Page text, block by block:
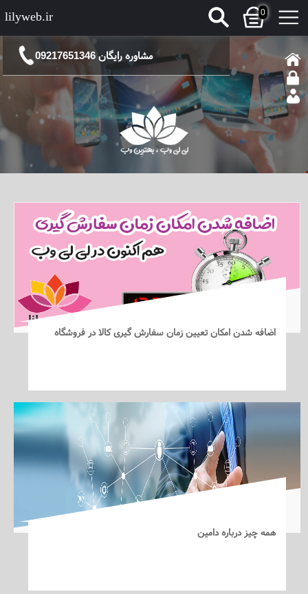
0
lilyweb.ir
مشاوره رایگان 09217651346
اضافه شدن امکان تعیین زمان سفارش گیری کالا در فروشگاه
همه چیز درباره دامین